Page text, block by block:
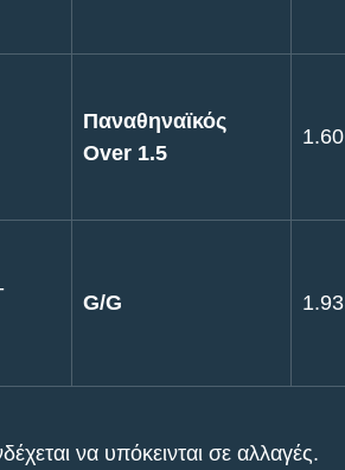
Παναθηναϊκός
Over 1.5
1.60
G/G 1.93
να υπόκεινται σε αλλαγές.